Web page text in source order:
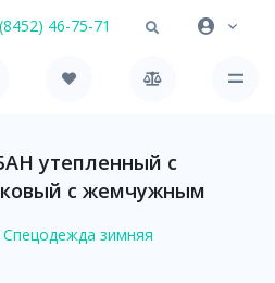
46-75-71
утепленный с
с жемчужным
Спецодежда зимняя